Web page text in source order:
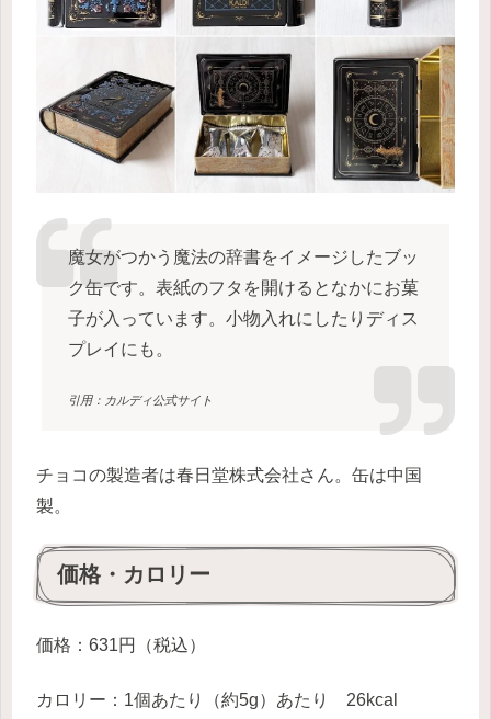
魔女がつかう魔法の辞書をイメージしたブッ
ク缶です。表紙のフタを開けるとなかにお菓
子が入っています。小物入れにしたりディス
プレイにも。
引用：カルディ公式サイト
チョコの製造者は春日堂株式会社さん。缶は中国
製。
価格・カロリー
価格：631円（税込）
カロリー：1個あたり（約5g）あたり 26kcal